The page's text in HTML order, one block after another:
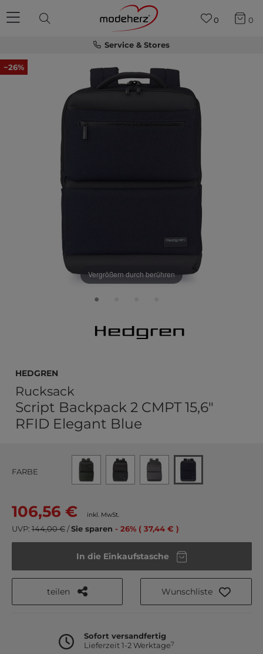
Service & Stores
0 0
−26%
Vergrößern durch berühren
Hedgren
Rucksack
Script Backpack 2 CMPT 15,6"
RFID Elegant Blue
FARBE
106,56 € inkl. MwSt.
UVP: 144,00 €/Sie sparen - 26% ( 37,44 € )
In die Einkaufstasche
teilen Wunschliste
Sofort versandfertig
Lieferzeit 1-2 Werktage7